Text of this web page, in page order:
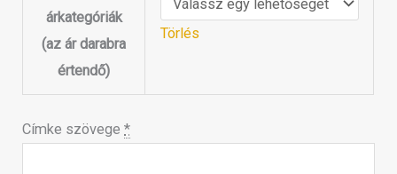
árkategóriák
(az ár darabra
értendő)
Törlés
Címke szövege *